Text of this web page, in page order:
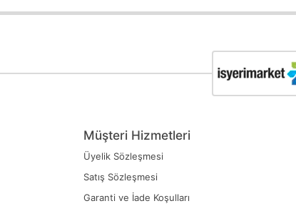
Müşteri Hizmetleri
Üyelik Sözleşmesi
Satış Sözleşmesi
Garanti ve İade Koşulları